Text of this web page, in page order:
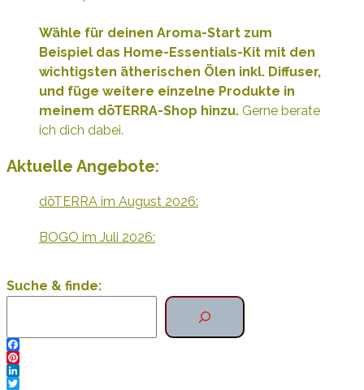
Wähle für deinen Aroma-Start zum
Beispiel das Home-Essentials-Kit mit den
wichtigsten ätherischen Ölen inkl. Diffuser,
und füge weitere einzelne Produkte in
meinem dōTERRA-Shop hinzu. Gerne berate
ich dich dabei.
Aktuelle Angebote:
dōTERRA im August 2026:
BOGO im Juli 2026:
Suche & finde:
Facebook
Pinterest
LinkedIn